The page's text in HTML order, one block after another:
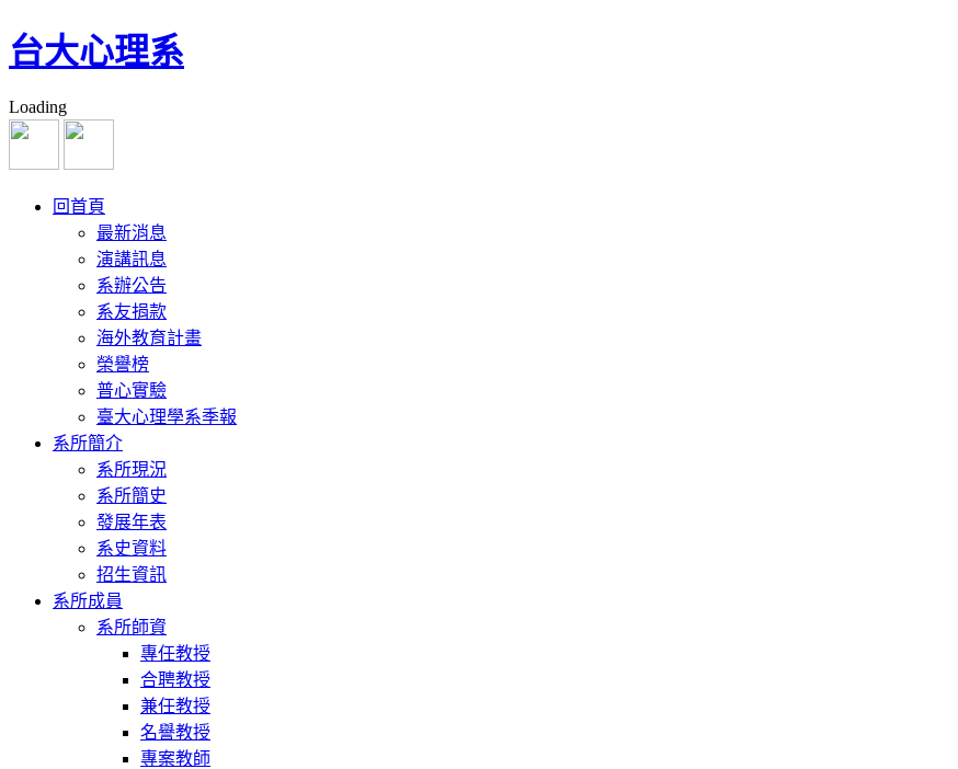
台大心理系
Loading
回首頁
最新消息
演講訊息
系辦公告
系友捐款
海外教育計畫
榮譽榜
普心實驗
臺大心理學系季報
系所簡介
系所現況
系所簡史
發展年表
系史資料
招生資訊
系所成員
系所師資
專任教授
合聘教授
兼任教授
名譽教授
專案教師